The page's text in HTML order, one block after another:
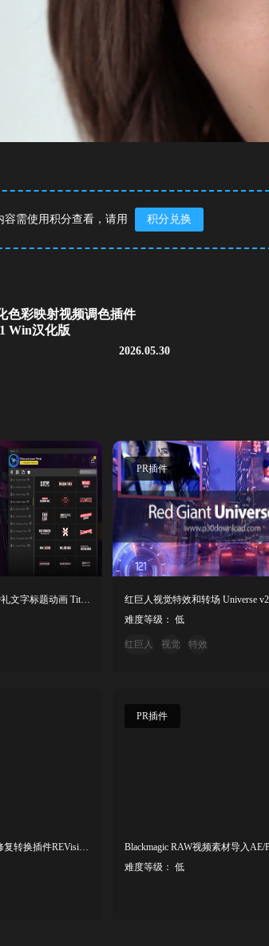
容需使用积分查看，请用 积分兑换
色彩映射视频调色插件
Win汉化版
2026.05.30
PR插件
难度等级： 低
红巨人 视觉 特效
PR插件
难度等级： 低